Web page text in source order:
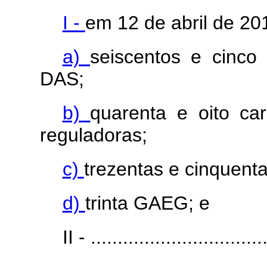
I - em 12 de abril de
a) seiscentos e
DAS;
b) quarenta e oito
reguladoras;
c) trezentas e
d) trinta GAEG; e
II -